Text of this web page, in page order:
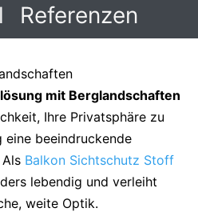
Referenzen
mit Berglandschaften
Ihre Privatsphäre zu
beeindruckende
Balkon Sichtschutz Stoff
lebendig und verleiht
weite Optik.